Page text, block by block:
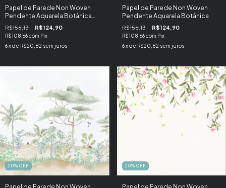
Papel de Parede Non Woven
Pendente Aquarela Botânica
Soft
R$156,13 R$124,90
R$108,66com Pix
6x de R$20,82 sem juros
Papel de Parede Non Woven
Pendente Aquarela Botânica
R$156,13 R$124,90
R$108,66com Pix
6 x de R$20,82 sem juros
20% OFF
Papel de Parede Non Woven
20% OFF
Papel de Parede Non Woven